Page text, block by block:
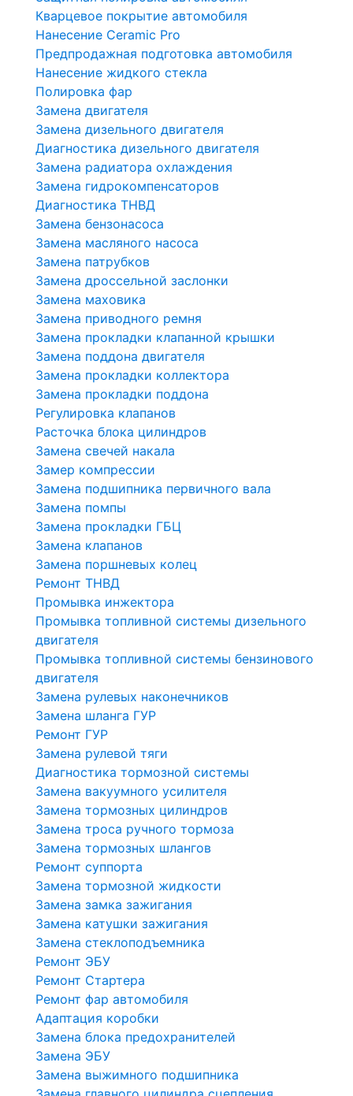
Кварцевое покрытие автомобиля
Нанесение Ceramic Pro
Предпродажная подготовка автомобиля
Нанесение жидкого стекла
Полировка фар
Замена двигателя
Замена дизельного двигателя
Диагностика дизельного двигателя
Замена радиатора охлаждения
Замена гидрокомпенсаторов
Диагностика ТНВД
Замена бензонасоса
Замена масляного насоса
Замена патрубков
Замена дроссельной заслонки
Замена маховика
Замена приводного ремня
Замена прокладки клапанной крышки
Замена поддона двигателя
Замена прокладки коллектора
Замена прокладки поддона
Регулировка клапанов
Расточка блока цилиндров
Замена свечей накала
Замер компрессии
Замена подшипника первичного вала
Замена помпы
Замена прокладки ГБЦ
Замена клапанов
Замена поршневых колец
Ремонт ТНВД
Промывка инжектора
Промывка топливной системы дизельного
двигателя
Промывка топливной системы бензинового
двигателя
Замена рулевых наконечников
Замена шланга ГУР
Ремонт ГУР
Замена рулевой тяги
Диагностика тормозной системы
Замена вакуумного усилителя
Замена тормозных цилиндров
Замена троса ручного тормоза
Замена тормозных шлангов
Ремонт суппорта
Замена тормозной жидкости
Замена замка зажигания
Замена катушки зажигания
Замена стеклоподъемника
Ремонт ЭБУ
Ремонт Стартера
Ремонт фар автомобиля
Адаптация коробки
Замена блока предохранителей
Замена ЭБУ
Замена выжимного подшипника